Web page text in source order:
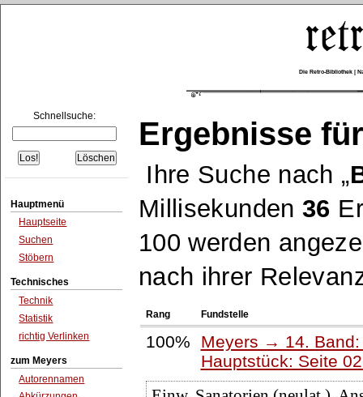
Die Retro-Bibliothek |
Schnellsuche:
Hauptmenü
Hauptseite
Suchen
Stöbern
Technisches
Technik
Statistik
richtig Verlinken
zum Meyers
Autorennamen
Ergebnisse
Ihre Suche nach
Millisekunden36
100 werden
nach ihrer
Rang Fundstelle
100%
Meyers → 14.
Hauptstück: Seite